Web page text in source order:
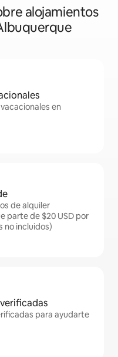
alojamientos
en
de alquiler
parte de $20 USD por
no incluidos)
verificadas
para ayudarte